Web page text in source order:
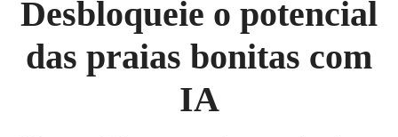
Desbloqueie o potencial
das praias bonitas com
IA